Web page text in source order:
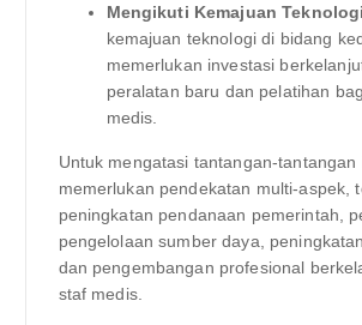
Mengikuti Kemajuan
kemajuan teknologi di bidang
memerlukan investasi
peralatan baru dan pelatihan
medis.
Untuk mengatasi tantangan-tantangan
memerlukan pendekatan multi-aspek,
peningkatan pendanaan pemerintah,
pengelolaan sumber daya,
dan pengembangan profesional
staf medis.